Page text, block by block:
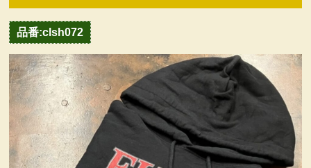
特定商取引法に基づく表記
カテゴリー検索
ヴィンテージ・グッズ
LIFE誌 企業広告切り抜き
品番:clsh072